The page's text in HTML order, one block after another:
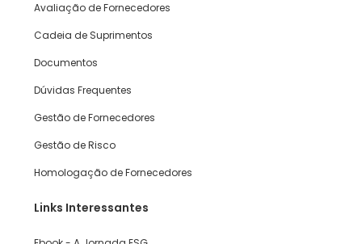
Avaliação de Fornecedores
Cadeia de Suprimentos
Documentos
Dúvidas Frequentes
Gestão de Fornecedores
Gestão de Risco
Homologação de Fornecedores
Links Interessantes